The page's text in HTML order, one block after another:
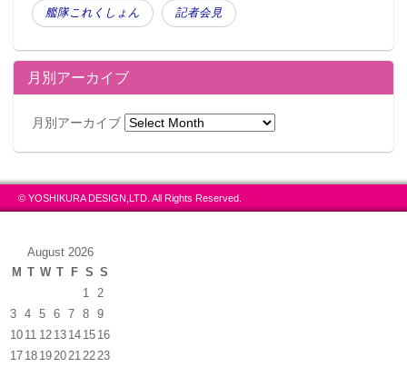
艦隊これくしょん 記者会見
月別アーカイブ
月別アーカイブ
© YOSHIKURA DESIGN,LTD. All Rights Reserved.
August 2026
M T W T F S S
1
2
3
4 5 6 7 8
9
10 11 12 13 14 15 16
17 18 19 20 21 22 23